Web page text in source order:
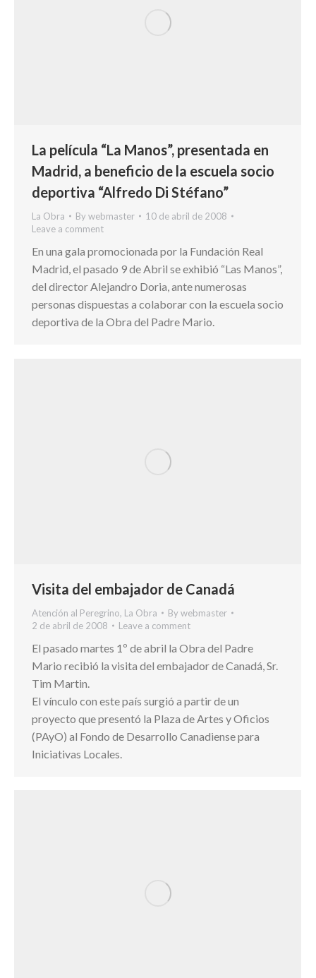
La película “La Manos”, presentada en
Madrid, a beneficio de la escuela socio
deportiva “Alfredo Di Stéfano”
La Obra Bywebmaster
10 de abril de 2008
Leave a comment
En una gala promocionada por la Fundación Real
Madrid, el pasado 9 de Abril se exhibió “Las Manos”,
del director Alejandro Doria, ante numerosas
personas dispuestas a colaborar con la escuela socio
deportiva de la Obra del Padre Mario.
Visita del embajador de Canadá
Atención al Peregrino, La Obra Bywebmaster
2 de abril de 2008
Leave a comment
El pasado martes 1º de abril la Obra del Padre
Mario recibió la visita del embajador de Canadá, Sr.
Tim Martin.
El vínculo con este país surgió a partir de un
proyecto que presentó la Plaza de Artes y Oficios
(PAyO) al Fondo de Desarrollo Canadiense para
Iniciativas Locales.